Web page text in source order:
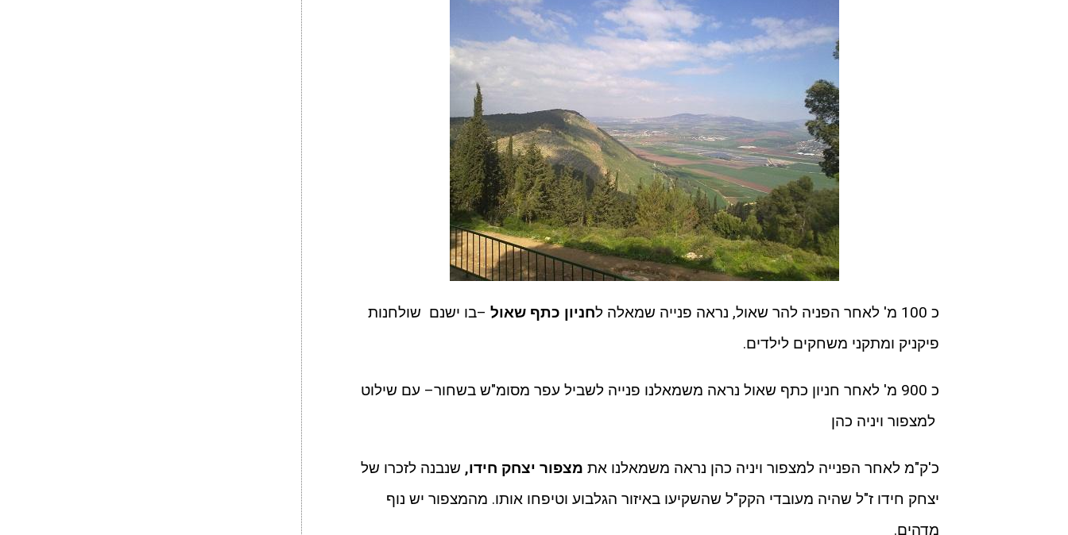
כ 100 מ' לאחר הפניה להר שאול, נראה פנייה שמאלה ל חניון כתף שאול –בו ישנם שולחנות
פיקניק ומתקני משחקים לילדים.
כ 900 מ' לאחר חניון כתף שאול נראה משמאלנו פנייה לשביל עפר מסומ"ש בשחור– עם שילוט
למצפור ויניה כהן
כ'ק"מ לאחר הפנייה למצפור ויניה כהן נראה משמאלנו את מצפור יצחק חידו, שנבנה לזכרו של
יצחק חידו ז"ל שהיה מעובדי הקק"ל שהשקיעו באיזור הגלבוע וטיפחו אותו. מהמצפור יש נוף
מדהים.